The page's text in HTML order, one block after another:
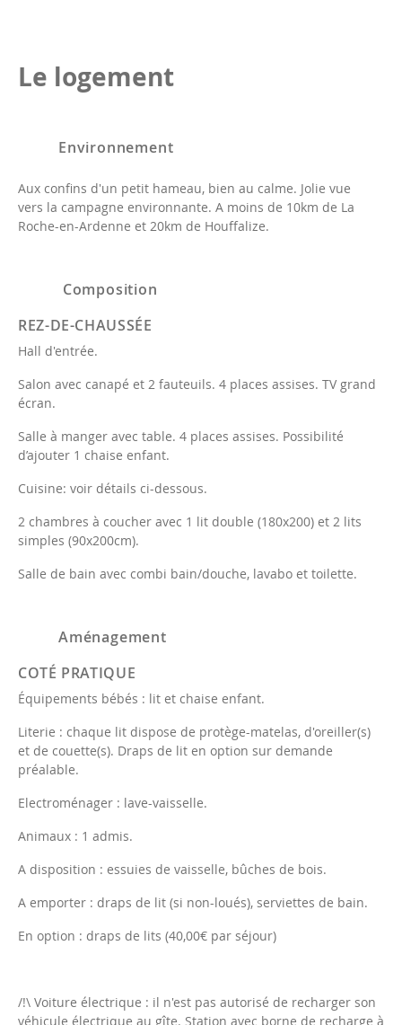
Le logement
Environnement
Aux confins d'un petit hameau, bien au calme. Jolie vue
vers la campagne environnante. A moins de 10km de La
Roche-en-Ardenne et 20km de Houffalize.
Composition
REZ-DE-CHAUSSÉE
Hall d'entrée.
Salon avec canapé et 2 fauteuils. 4 places assises. TV grand
écran.
Salle à manger avec table. 4 places assises. Possibilité
d’ajouter 1 chaise enfant.
Cuisine: voir détails ci-dessous.
2 chambres à coucher avec 1 lit double (180x200) et 2 lits
simples (90x200cm).
Salle de bain avec combi bain/douche, lavabo et toilette.
Aménagement
COTÉ PRATIQUE
Équipements bébés : lit et chaise enfant.
Literie : chaque lit dispose de protège-matelas, d'oreiller(s)
et de couette(s). Draps de lit en option sur demande
préalable.
Electroménager : lave-vaisselle.
Animaux : 1 admis.
A disposition : essuies de vaisselle, bûches de bois.
A emporter : draps de lit (si non-loués), serviettes de bain.
En option : draps de lits (40,00€ par séjour)
/!\ Voiture électrique : il n'est pas autorisé de recharger son
véhicule électrique au gîte. Station avec borne de recharge à